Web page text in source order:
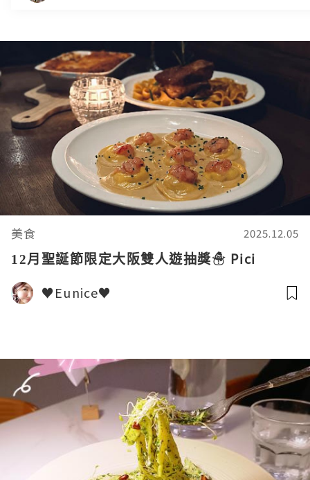
美食 2025.12.05
12月聖誕節限定大阪雙人遊抽獎☃ Pici
♥Eunice♥